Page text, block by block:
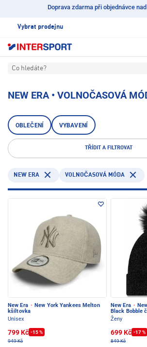
Doprava zdarma při objednávce
Vybrat prodejnu
Co hledáte?
NEW ERA • VOLNOČASOVÁ
OBLEČENÍ VYBAVENÍ
TŘÍDIT A FILTROVAT
NEW ERA VOLNOČASOVÁ MÓDA
New Era · New York Yankees Melton
kšiltovka
Unisex
799 Kč -15 %
949 Kč
New Era ·
Black Bobble
Ženy
699 Kč -17 %
849 Kč